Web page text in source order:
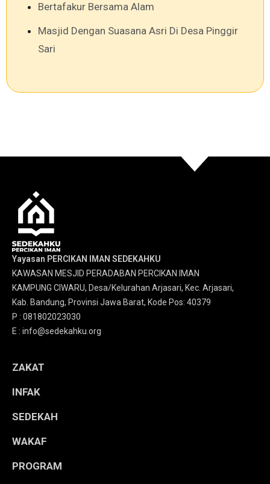
Bertafakur Bersama Alam
Masjid Dengan Suasana Asri Di Desa Pinggir
Sari
Yayasan PERCIKAN IMAN SEDEKAHKU
KAWASAN MESJID PERADABAN PERCIKAN IMAN
KAMPUNG CIWARU, Desa/Kelurahan Arjasari, Kec. Arjasari,
Kab. Bandung, Provinsi Jawa Barat, Kode Pos: 40379
P : 081802023030
E : info@sedekahku.org
ZAKAT
INFAK
SEDEKAH
WAKAF
PROGRAM